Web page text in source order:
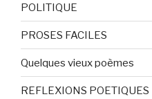
POLITIQUE
PROSES FACILES
Quelques vieux poèmes
REFLEXIONS POETIQUES